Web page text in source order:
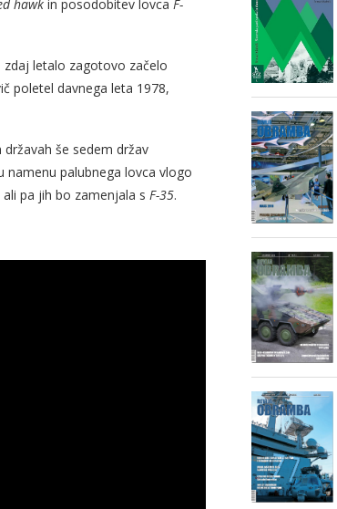
hawk in posodobitev lovca F-
letalo zagotovo začelo
poletel davnega leta 1978,
še sedem držav
namenu palubnega lovca vlogo
pa jih bo zamenjala s F-35.